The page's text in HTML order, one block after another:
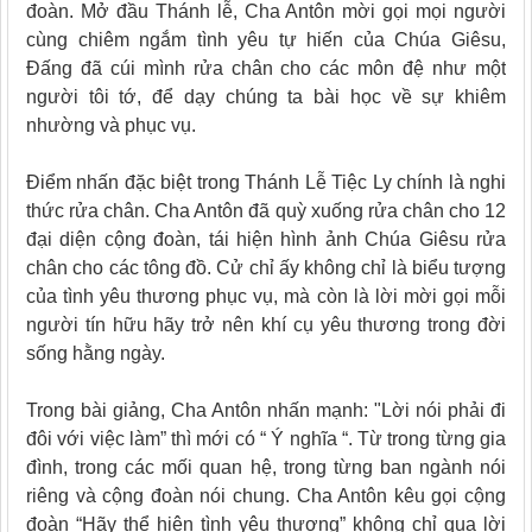
đoàn. Mở đầu Thánh lễ, Cha Antôn mời gọi mọi người
cùng chiêm ngắm tình yêu tự hiến của Chúa Giêsu,
Đấng đã cúi mình rửa chân cho các môn đệ như một
người tôi tớ, để dạy chúng ta bài học về sự khiêm
nhường và phục vụ.
Điểm nhấn đặc biệt trong Thánh Lễ Tiệc Ly chính là nghi
thức rửa chân. Cha Antôn đã quỳ xuống rửa chân cho 12
đại diện cộng đoàn, tái hiện hình ảnh Chúa Giêsu rửa
chân cho các tông đồ. Cử chỉ ấy không chỉ là biểu tượng
của tình yêu thương phục vụ, mà còn là lời mời gọi mỗi
người tín hữu hãy trở nên khí cụ yêu thương trong đời
sống hằng ngày.
Trong bài giảng, Cha Antôn nhấn mạnh: "Lời nói phải đi
đôi với việc làm” thì mới có “ Ý nghĩa “. Từ trong từng gia
đình, trong các mối quan hệ, trong từng ban ngành nói
riêng và cộng đoàn nói chung. Cha Antôn kêu gọi cộng
đoàn “Hãy thể hiện tình yêu thương” không chỉ qua lời